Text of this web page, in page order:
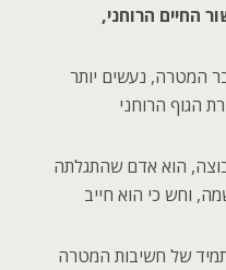
החיים הרוחני,
המטרה, נעשים יותר
הגוף הרוחני
הוא אדם שהתגלתה
וחש כי הוא חייב
של חשיבות המטרה